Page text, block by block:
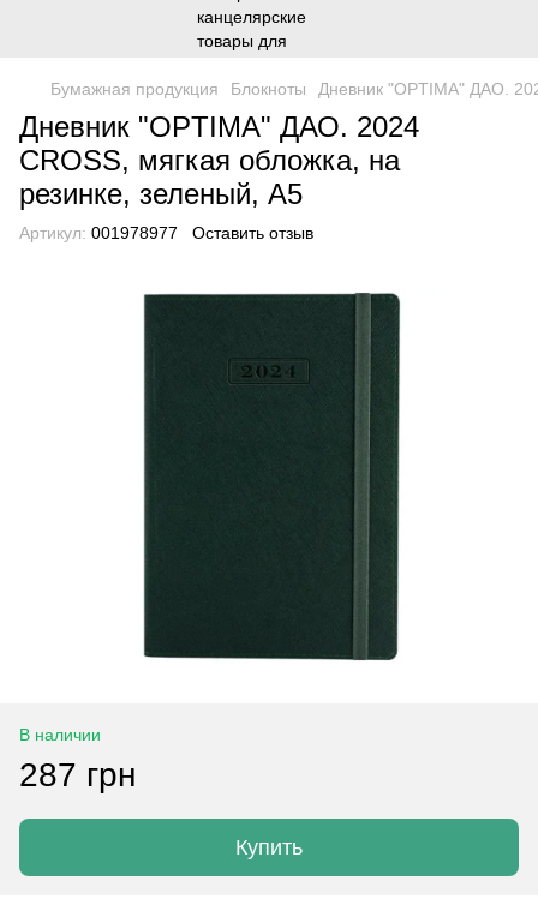
Бумажная продукция Блокноты Дневник "OPTIMA" ДАО.
Дневник "OPTIMA" ДАО. 2024
CROSS, мягкая обложка, на
резинке, зеленый, А5
Артикул: 001978977 Оставить отзыв
В наличии
287 грн
Купить